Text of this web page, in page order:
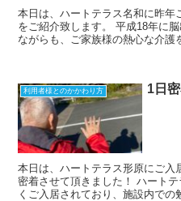
本日は、ハートテラス名和に昨年
をご紹介致します。 平成18年に
ながらも、ご家族様の熱心な介護
利用者様とのかかわり方 1日密
本日は、ハートテラス形原にご入
密着させて頂きました！ ハート
くご入居されており、施設内での